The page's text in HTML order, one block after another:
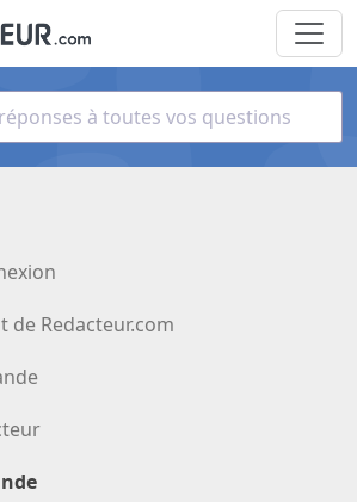
à toutes vos questions
de Redacteur.com